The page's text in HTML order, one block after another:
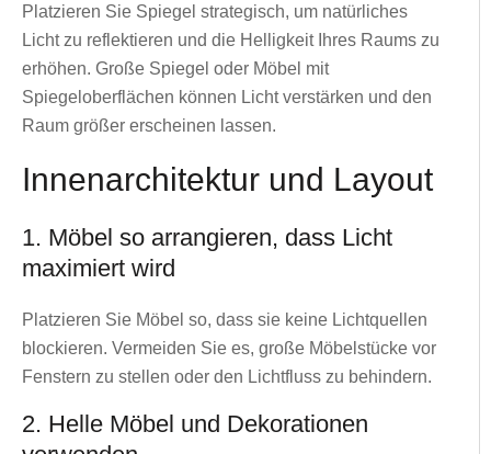
Platzieren Sie Spiegel strategisch, um natürliches
Licht zu reflektieren und die Helligkeit Ihres Raums zu
erhöhen. Große Spiegel oder Möbel mit
Spiegeloberflächen können Licht verstärken und den
Raum größer erscheinen lassen.
Innenarchitektur und Layout
1. Möbel so arrangieren, dass Licht
maximiert wird
Platzieren Sie Möbel so, dass sie keine Lichtquellen
blockieren. Vermeiden Sie es, große Möbelstücke vor
Fenstern zu stellen oder den Lichtfluss zu behindern.
2. Helle Möbel und Dekorationen